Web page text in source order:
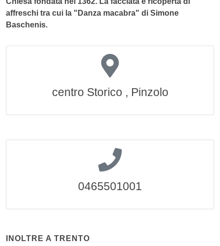
affreschi tra cui la "Danza macabra" di Simone
Baschenis.
centro Storico , Pinzolo
0465501001
INOLTRE A TRENTO